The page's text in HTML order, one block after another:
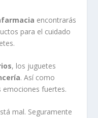
encontrarás
para el cuidado
, los juguetes
. Así como
emociones fuertes.
mal. Seguramente